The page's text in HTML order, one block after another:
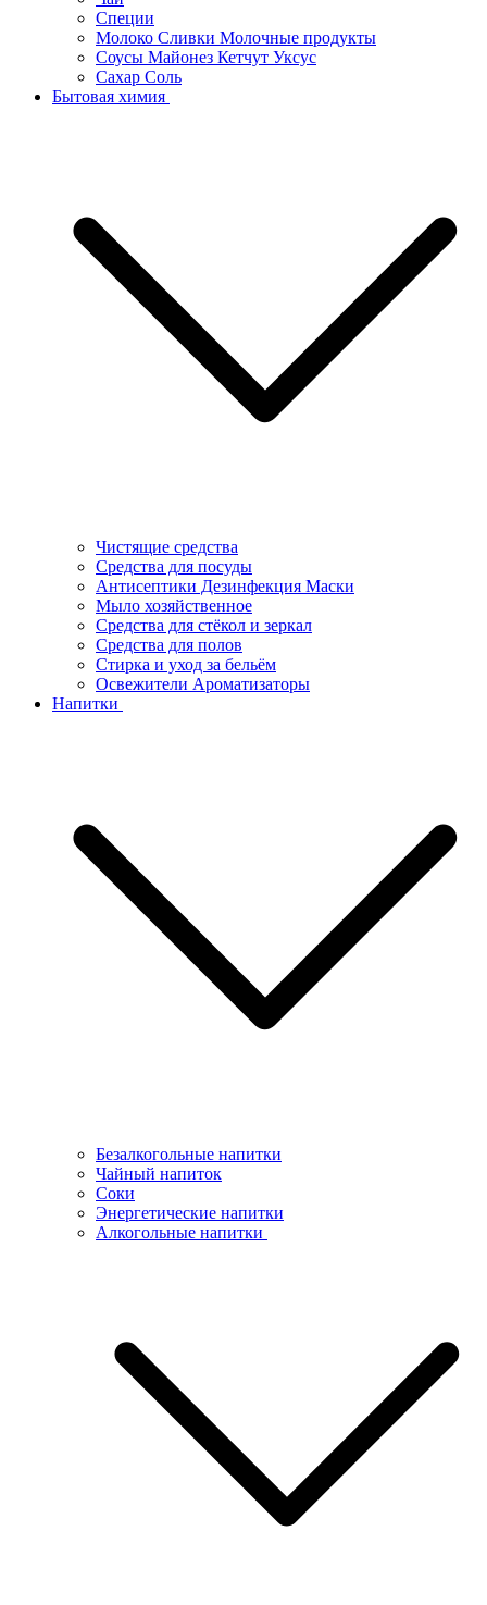
Специи
Молоко Сливки Молочные продукты
Соусы Майонез Кетчут Уксус
Сахар Соль
Бытовая химия
Чистящие средства
Средства для посуды
Антисептики Дезинфекция Маски
Мыло хозяйственное
Средства для стёкол и зеркал
Средства для полов
Стирка и уход за бельём
Освежители Ароматизаторы
Напитки
Безалкогольные напитки
Чайный напиток
Соки
Энергетические напитки
Алкогольные напитки